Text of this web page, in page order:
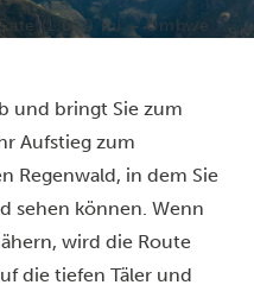
(1.600 m) – Umbwe
und bringt Sie zum
Aufstieg zum
Regenwald, in dem Sie
sehen können. Wenn
wird die Route
die tiefen Täler und